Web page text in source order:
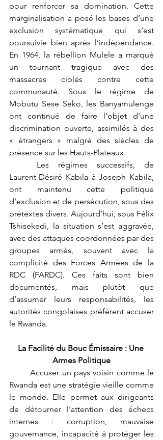
pour renforcer sa domination. Cette
marginalisation a posé les bases d’une
exclusion systématique qui s’est
poursuivie bien après l’indépendance.
En 1964, la rébellion Mulele a marqué
un tournant tragique avec des
massacres ciblés contre cette
communauté. Sous le régime de
Mobutu Sese Seko, les Banyamulenge
ont continué de faire l’objet d’une
discrimination ouverte, assimilés à des
« étrangers » malgré des siècles de
présence sur les Hauts-Plateaux.
Laurent-Désiré Kabila à Joseph Kabila,
ont maintenu cette politique
d’exclusion et de persécution, sous des
prétextes divers. Aujourd’hui, sous Félix
Tshisekedi, la situation s’est aggravée,
avec des attaques coordonnées par des
groupes armés, souvent avec la
complicité des Forces Armées de la
RDC (FARDC). Ces faits sont bien
documentés, mais plutôt que
d’assumer leurs responsabilités, les
autorités congolaises préfèrent accuser
le Rwanda.
La Facilité du Bouc Émissaire : Une
Armes Politique
	Accuser un pays voisin comme le
Rwanda est une stratégie vieille comme
le monde. Elle permet aux dirigeants
de détourner l’attention des échecs
internes : corruption, mauvaise
gouvernance, incapacité à protéger les